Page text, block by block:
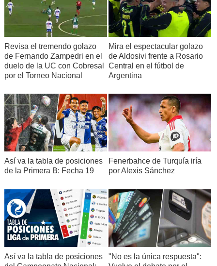
Revisa el tremendo golazo
de Fernando Zampedri en el
duelo de la UC con Cobresal
por el Torneo Nacional
Mira el espectacular golazo
de Aldosivi frente a Rosario
Central en el fútbol de
Argentina
Así va la tabla de posiciones
de la Primera B: Fecha 19
Fenerbahce de Turquía iría
por Alexis Sánchez
Así va la tabla de posiciones
"No es la única respuesta":